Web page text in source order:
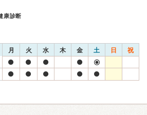
康診断
月 火 水 木 金 土 日 祝